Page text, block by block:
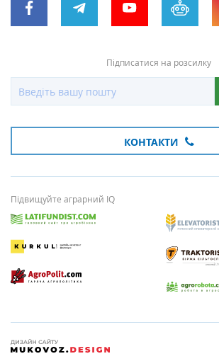
Підписатися на розсилку
КОНТАКТИ
Підвищуйте аграрний IQ